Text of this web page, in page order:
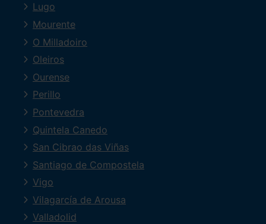
Lugo
Mourente
O Milladoiro
Oleiros
Ourense
Perillo
Pontevedra
Quintela Canedo
San Cibrao das Viñas
Santiago de Compostela
Vigo
Vilagarcía de Arousa
Valladolid